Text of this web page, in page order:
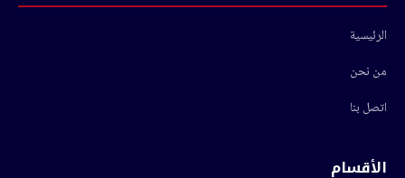
الرئيسية
من نحن
اتصل بنا
الأقسام